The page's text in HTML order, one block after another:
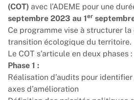
(COT) avec l’ADEME pour une
septembre 2023 au 1er
Ce programme vise à structurer
transition écologique du territoire.
Le COT s’articule en deux phases :
Phase 1 :
Réalisation d’audits pour
axes d’amélioration